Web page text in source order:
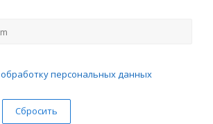
обработку персональных данных
Сбросить